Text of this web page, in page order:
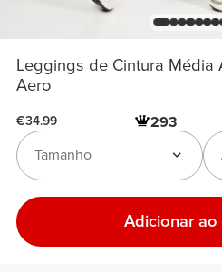
Leggings de Cintura Média
Aero
€34.99 293
Tamanho
Adicionar ao